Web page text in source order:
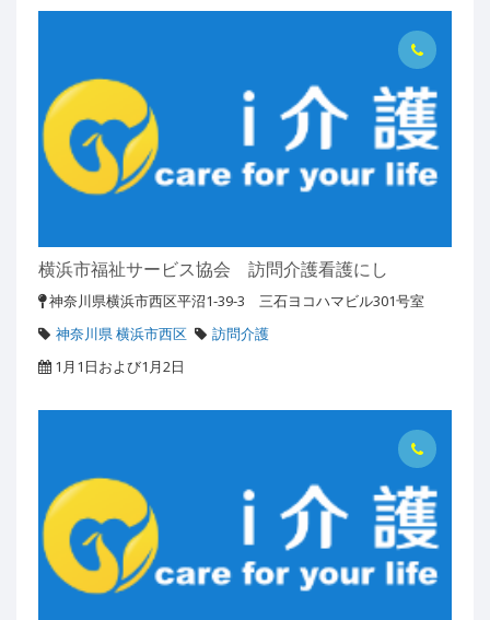
横浜市福祉サービス協会 訪問介護看護にし
神奈川県横浜市西区平沼1-39-3 三石ヨコハマビル301号室
神奈川県 横浜市西区
訪問介護
1月1日および1月2日